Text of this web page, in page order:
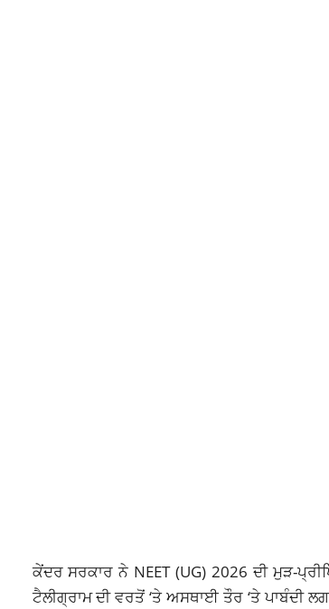
ਕੇਂਦਰ ਸਰਕਾਰ ਨੇ NEET (UG) 2026 ਦੀ ਮੁੜ-
ਟੈਲੀਗ੍ਰਾਮ ਦੀ ਵਰਤੋਂ ‘ਤੇ ਅਸਥਾਈ ਤੌਰ ‘ਤੇ ਪਾਬੰਦੀ